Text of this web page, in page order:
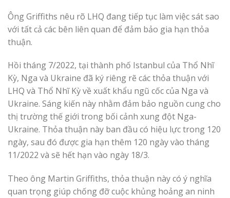
Ông Griffiths nêu rõ LHQ đang tiếp tục làm việc sát sao
với tất cả các bên liên quan để đảm bảo gia hạn thỏa
thuận.
Hồi tháng 7/2022, tại thành phố Istanbul của Thổ Nhĩ
Kỳ, Nga và Ukraine đã ký riêng rẽ các thỏa thuận với
LHQ và Thổ Nhĩ Kỳ về xuất khẩu ngũ cốc của Nga và
Ukraine. Sáng kiến này nhằm đảm bảo nguồn cung cho
thị trường thế giới trong bối cảnh xung đột Nga-
Ukraine. Thỏa thuận này ban đầu có hiệu lực trong 120
ngày, sau đó được gia hạn thêm 120 ngày vào tháng
11/2022 và sẽ hết hạn vào ngày 18/3.
Theo ông Martin Griffiths, thỏa thuận này có ý nghĩa
quan trọng giúp chống đỡ cuộc khủng hoảng an ninh